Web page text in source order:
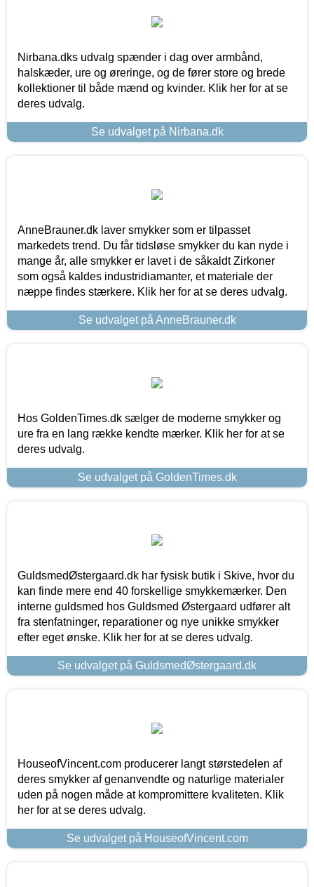
Nirbana.dks udvalg spænder i dag over armbånd,
halskæder, ure og øreringe, og de fører store og brede
kollektioner til både mænd og kvinder. Klik her for at se
deres udvalg.
Se udvalget på Nirbana.dk
AnneBrauner.dk laver smykker som er tilpasset
markedets trend. Du får tidsløse smykker du kan nyde i
mange år, alle smykker er lavet i de såkaldt Zirkoner
som også kaldes industridiamanter, et materiale der
næppe findes stærkere. Klik her for at se deres udvalg.
Se udvalget på AnneBrauner.dk
Hos GoldenTimes.dk sælger de moderne smykker og
ure fra en lang række kendte mærker. Klik her for at se
deres udvalg.
Se udvalget på GoldenTimes.dk
GuldsmedØstergaard.dk har fysisk butik i Skive, hvor du
kan finde mere end 40 forskellige smykkemærker. Den
interne guldsmed hos Guldsmed Østergaard udfører alt
fra stenfatninger, reparationer og nye unikke smykker
efter eget ønske. Klik her for at se deres udvalg.
Se udvalget på GuldsmedØstergaard.dk
HouseofVincent.com producerer langt størstedelen af
deres smykker af genanvendte og naturlige materialer
uden på nogen måde at kompromittere kvaliteten. Klik
her for at se deres udvalg.
Se udvalget på HouseofVincent.com